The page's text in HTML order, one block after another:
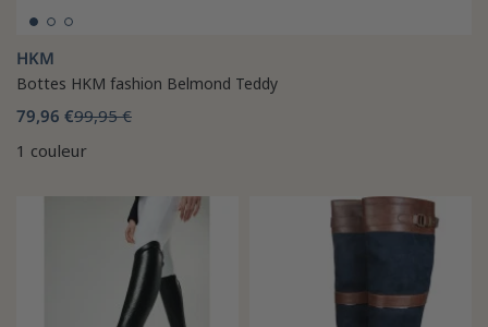
HKM
Bottes HKM fashion Belmond Teddy
79,96 €99,95 €
1 couleur